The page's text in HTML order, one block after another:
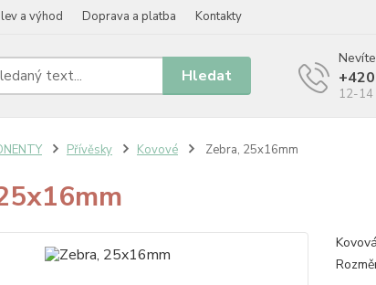
a výhod Doprava a platba Kontakty
Hledat
12-14
Přívěsky Kovové Zebra, 25x16mm